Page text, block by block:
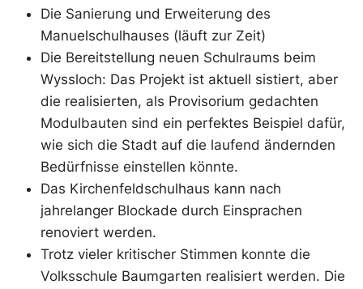
Die Sanierung und Erweiterung des
Manuelschulhauses (läuft zur Zeit)
Die Bereitstellung neuen Schulraums beim
Wyssloch: Das Projekt ist aktuell sistiert, aber
die realisierten, als Provisorium gedachten
Modulbauten sind ein perfektes Beispiel dafür,
wie sich die Stadt auf die laufend ändernden
Bedürfnisse einstellen könnte.
Das Kirchenfeldschulhaus kann nach
jahrelanger Blockade durch Einsprachen
renoviert werden.
Trotz vieler kritischer Stimmen konnte die
Volksschule Baumgarten realisiert werden. Die